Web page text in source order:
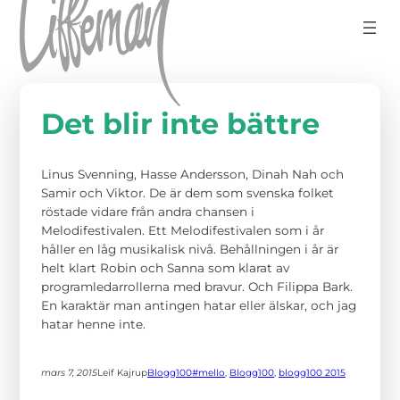
Hoppa till innehåll
Det blir inte bättre
Linus Svenning, Hasse Andersson, Dinah Nah och
Samir och Viktor. De är dem som svenska folket
röstade vidare från andra chansen i
Melodifestivalen. Ett Melodifestivalen som i år
håller en låg musikalisk nivå. Behållningen i år är
helt klart Robin och Sanna som klarat av
programledarrollerna med bravur. Och Filippa Bark.
En karaktär man antingen hatar eller älskar, och jag
hatar henne inte.
mars 7, 2015Leif KajrupBlogg100#mello Blogg100 blogg100 2015